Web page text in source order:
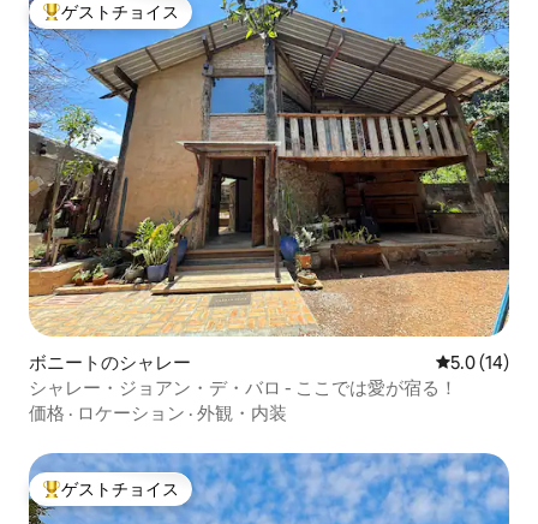
大好評のゲストチョイスです。
ゲストチョイス
ボニートのシャレー レビュー14
5.0 (14)
シャレー・ジョアン・デ・バロ - ここでは愛が宿る！
価格 · ロケーション · 外観・内装
大好評のゲストチョイスです。
ゲストチョイス